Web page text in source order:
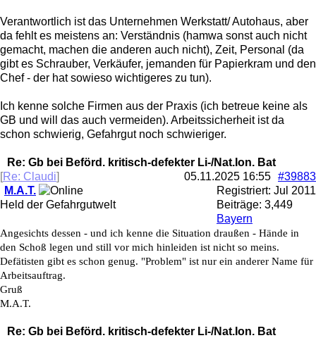
Verantwortlich ist das Unternehmen Werkstatt/ Autohaus, aber
da fehlt es meistens an: Verständnis (hamwa sonst auch nicht
gemacht, machen die anderen auch nicht), Zeit, Personal (da
gibt es Schrauber, Verkäufer, jemanden für Papierkram und den
Chef - der hat sowieso wichtigeres zu tun).
Ich kenne solche Firmen aus der Praxis (ich betreue keine als
GB und will das auch vermeiden). Arbeitssicherheit ist da
schon schwierig, Gefahrgut noch schwieriger.
Re: Gb bei Beförd. kritisch-defekter Li-/Nat.Ion. Bat
[Re: Claudi] #39883
05.11.2025 16:55
Registriert: Jul 2011
Beiträge: 3,449
Bayern
M.A.T.
Held der Gefahrgutwelt
Angesichts dessen - und ich kenne die Situation draußen - Hände in
den Schoß legen und still vor mich hinleiden ist nicht so meins.
Defätisten gibt es schon genug. "Problem" ist nur ein anderer Name für
Arbeitsauftrag.
Gruß
M.A.T.
Re: Gb bei Beförd. kritisch-defekter Li-/Nat.Ion. Bat